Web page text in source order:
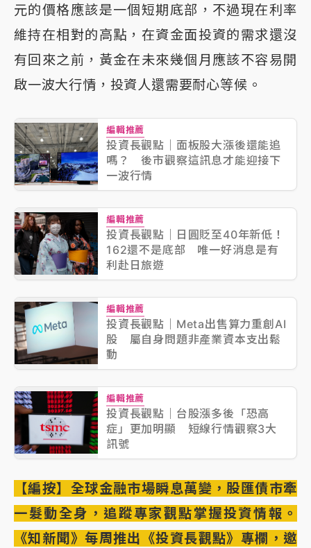
元的價格應該是一個短期底部，不過現在利率
維持在相對的高點，在資金面投資的需求還沒
有回來之前，黃金在未來幾個月應該不容易開
啟一波大行情，投資人還需要耐心等候。
編輯推薦
投資長觀點｜面板股大漲後還能追
嗎？ 後市觀察這訊息才能迎接下
一波行情
編輯推薦
投資長觀點｜日圓貶至40年新低！
162還不是底部 唯一好消息是有
利赴日旅遊
編輯推薦
投資長觀點｜Meta出售算力重創AI
股 屬自身問題非產業資本支出鬆
動
編輯推薦
投資長觀點｜台股漲多後「恐高
症」更加明顯 短線行情觀察3大
訊號
【編按】全球金融市場瞬息萬變，股匯債市牽
一髮動全身，追蹤專家觀點掌握投資情報。
《知新聞》每周推出《投資長觀點》專欄，邀